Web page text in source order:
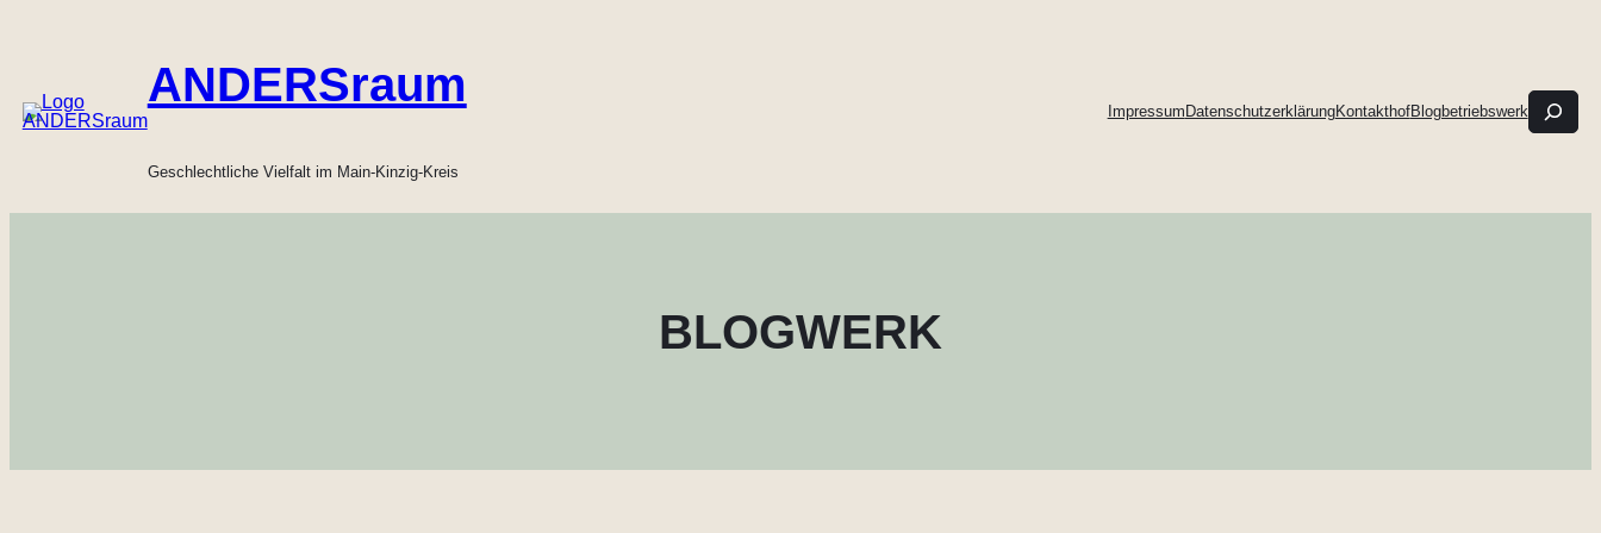
ANDERSraum
Geschlechtliche Vielfalt im Main-Kinzig-Kreis
ImpressumDatenschutzerklärungKontakthofBlogbetriebswerk
such
&
BLOGWERK